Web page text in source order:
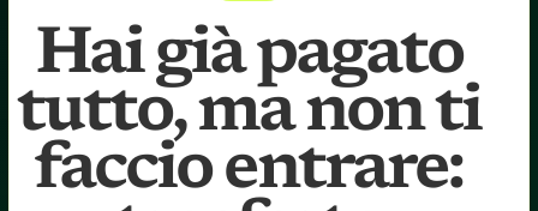
Hai già pagato
tutto, ma non ti
faccio entrare: